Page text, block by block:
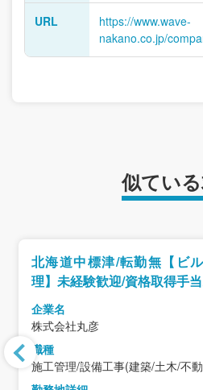
URL
https://www.wave-
nakano.co.jp/
似てい
北海道中標津/転勤無【ビ
理】未経験歓迎/資格取得手
企業名
株式会社丸彦
職種
施工管理/設備工事(建築/土木/不